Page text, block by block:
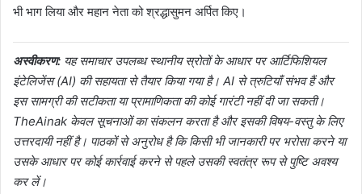
भी भाग लिया और महान नेता को श्रद्धासुमन अर्पित किए।
अस्वीकरण: यह समाचार उपलब्ध स्थानीय स्रोतों के आधार पर आर्टिफिशियल
इंटेलिजेंस (AI) की सहायता से तैयार किया गया है। AI से त्रुटियाँ संभव हैं और
इस सामग्री की सटीकता या प्रामाणिकता की कोई गारंटी नहीं दी जा सकती।
TheAinak केवल सूचनाओं का संकलन करता है और इसकी विषय-वस्तु के लिए
उत्तरदायी नहीं है। पाठकों से अनुरोध है कि किसी भी जानकारी पर भरोसा करने या
उसके आधार पर कोई कार्रवाई करने से पहले उसकी स्वतंत्र रूप से पुष्टि अवश्य
कर लें।